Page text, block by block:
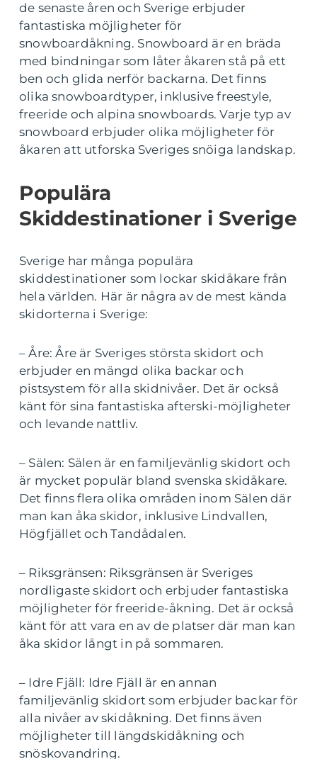
de senaste åren och Sverige erbjuder
fantastiska möjligheter för
snowboardåkning. Snowboard är en bräda
med bindningar som låter åkaren stå på ett
ben och glida nerför backarna. Det finns
olika snowboardtyper, inklusive freestyle,
freeride och alpina snowboards. Varje typ av
snowboard erbjuder olika möjligheter för
åkaren att utforska Sveriges snöiga landskap.
Populära
Skiddestinationer i Sverige
Sverige har många populära
skiddestinationer som lockar skidåkare från
hela världen. Här är några av de mest kända
skidorterna i Sverige:
– Åre: Åre är Sveriges största skidort och
erbjuder en mängd olika backar och
pistsystem för alla skidnivåer. Det är också
känt för sina fantastiska afterski-möjligheter
och levande nattliv.
– Sälen: Sälen är en familjevänlig skidort och
är mycket populär bland svenska skidåkare.
Det finns flera olika områden inom Sälen där
man kan åka skidor, inklusive Lindvallen,
Högfjället och Tandådalen.
– Riksgränsen: Riksgränsen är Sveriges
nordligaste skidort och erbjuder fantastiska
möjligheter för freeride-åkning. Det är också
känt för att vara en av de platser där man kan
åka skidor långt in på sommaren.
– Idre Fjäll: Idre Fjäll är en annan
familjevänlig skidort som erbjuder backar för
alla nivåer av skidåkning. Det finns även
möjligheter till längdskidåkning och
snöskovandring.